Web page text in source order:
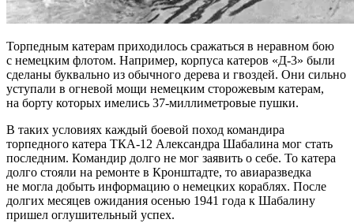
Торпедным катерам приходилось сражаться в неравном бою
с немецким флотом. Например, корпуса катеров «Д-3» были
сделаны буквально из обычного дерева и гвоздей. Они сильно
уступали в огневой мощи немецким сторожевым катерам,
на борту которых имелись 37-миллиметровые пушки.
В таких условиях каждый боевой поход командира
торпедного катера ТКА-12 Александра Шабалина мог стать
последним. Командир долго не мог заявить о себе. То катера
долго стояли на ремонте в Кронштадте, то авиаразведка
не могла добыть информацию о немецких кораблях. После
долгих месяцев ожидания осенью 1941 года к Шабалину
пришел оглушительный успех.